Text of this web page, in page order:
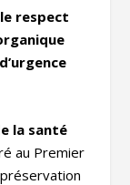
respect
la santé
au Premier